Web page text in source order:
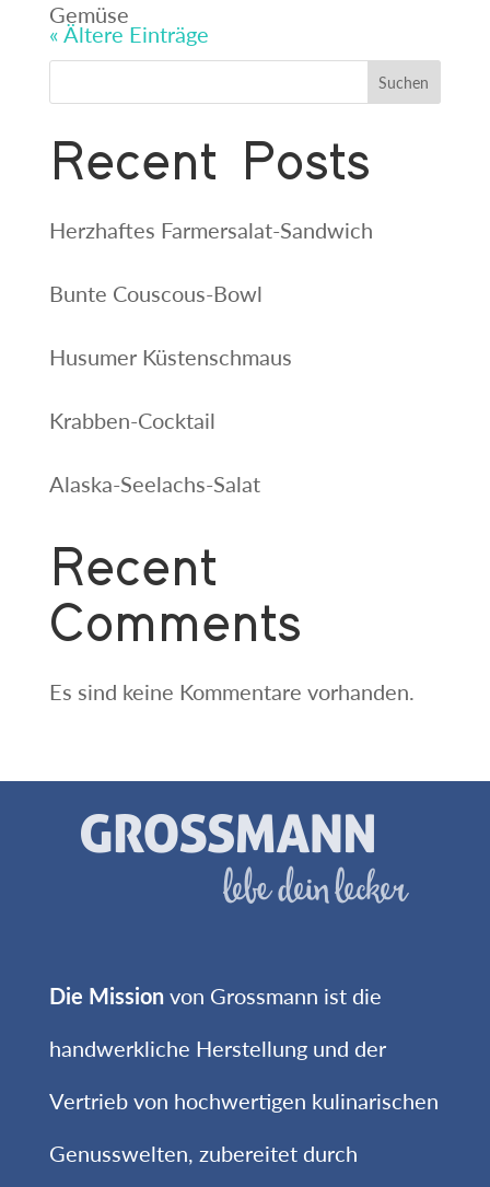
Gemüse
« Ältere Einträge
Suchen
Recent Posts
Herzhaftes Farmersalat-Sandwich
Bunte Couscous-Bowl
Husumer Küstenschmaus
Krabben-Cocktail
Alaska-Seelachs-Salat
Recent
Comments
Es sind keine Kommentare vorhanden.
Die Missionvon Grossmann ist die
handwerkliche Herstellung und der
Vertrieb von hochwertigen kulinarischen
Genusswelten, zubereitet durch